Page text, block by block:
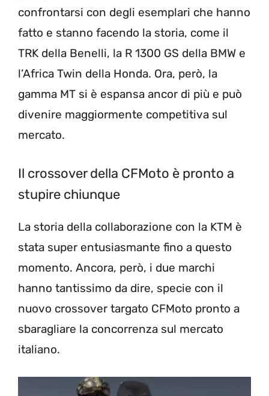
confrontarsi con degli esemplari che hanno
fatto e stanno facendo la storia, come il
TRK della Benelli, la R 1300 GS della BMW e
l’Africa Twin della Honda. Ora, però, la
gamma MT si è espansa ancor di più e può
divenire maggiormente competitiva sul
mercato.
Il crossover della CFMoto è pronto a
stupire chiunque
La storia della collaborazione con la KTM è
stata super entusiasmante fino a questo
momento. Ancora, però, i due marchi
hanno tantissimo da dire, specie con il
nuovo crossover targato CFMoto pronto a
sbaragliare la concorrenza sul mercato
italiano.